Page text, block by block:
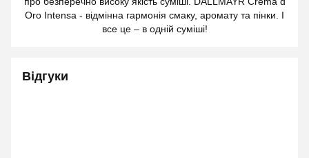
Oro Intensa - відмінна гармонія смаку, аромату та пінки. І
все це – в одній суміші!
Відгуки